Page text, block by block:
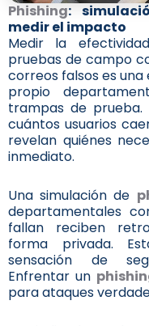
Phishing:
medir el impacto
Medir la
pruebas de campo
correos falsos es
propio
trampas de prueba.
cuántos usuarios
revelan quiénes
inmediato.
Una simulación de
departamentales
fallan reciben
forma privada.
sensación de
Enfrentar un
para ataques